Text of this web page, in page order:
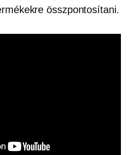
összpontosítani.